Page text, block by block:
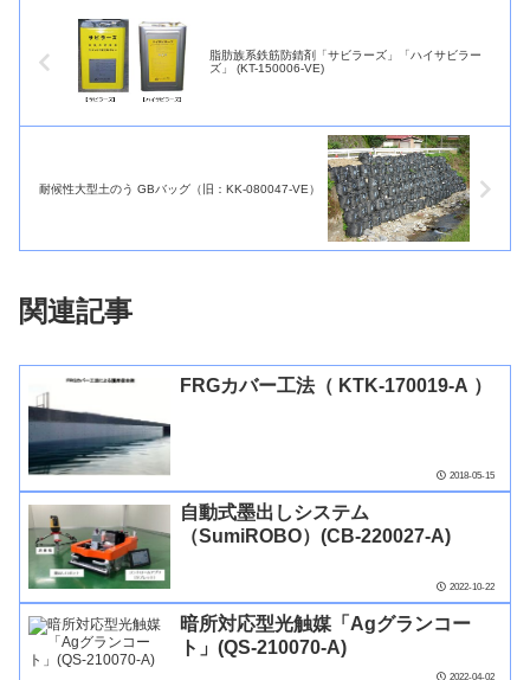
脂肪族系鉄筋防錆剤「サビラーズ」「ハイサビラー
ズ」 (KT-150006-VE)
耐候性大型土のう GBバッグ（旧：KK-080047-VE）
関連記事
FRGカバー工法（ KTK-170019-A ）
2018-05-15
自動式墨出しシステム
（SumiROBO）(CB-220027-A)
2022-10-22
暗所対応型光触媒「Agグランコー
ト」(QS-210070-A)
2022-04-02